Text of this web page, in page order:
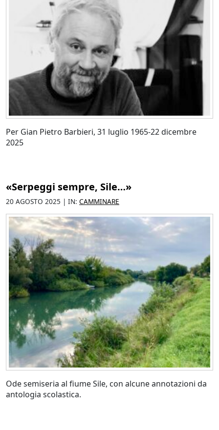
Per Gian Pietro Barbieri, 31 luglio 1965-22 dicembre
2025
«Serpeggi sempre, Sile…»
20 AGOSTO 2025 | IN: CAMMINARE
Ode semiseria al fiume Sile, con alcune annotazioni da
antologia scolastica.